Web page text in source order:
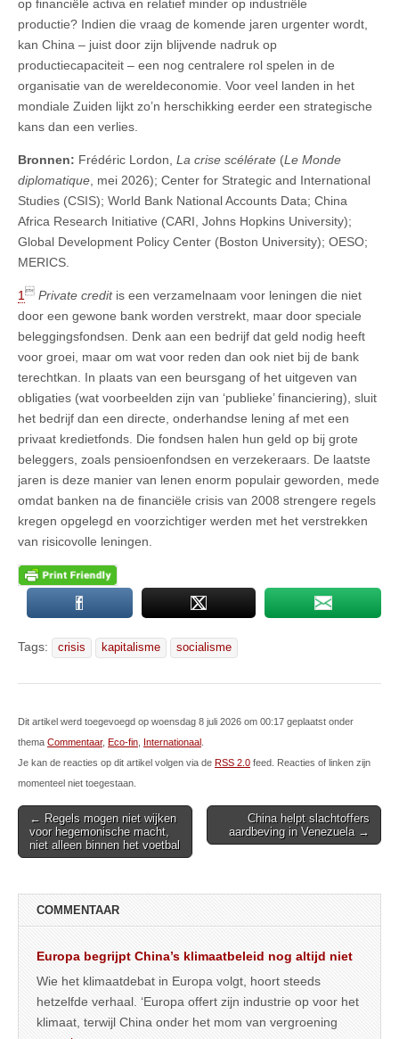
op financiële activa en relatief minder op industriële
productie? Indien die vraag de komende jaren urgenter wordt,
kan China – juist door zijn blijvende nadruk op
productiecapaciteit – een nog centralere rol spelen in de
organisatie van de wereldeconomie. Voor veel landen in het
mondiale Zuiden lijkt zo’n herschikking eerder een strategische
kans dan een verlies.
Bronnen: Frédéric Lordon, La crise scélérate (Le Monde
diplomatique , mei 2026); Center for Strategic and International
Studies (CSIS); World Bank National Accounts Data; China
Africa Research Initiative (CARI, Johns Hopkins University);
Global Development Policy Center (Boston University); OESO;
MERICS.
1  Private credit is een verzamelnaam voor leningen die niet
door een gewone bank worden verstrekt, maar door speciale
beleggingsfondsen. Denk aan een bedrijf dat geld nodig heeft
voor groei, maar om wat voor reden dan ook niet bij de bank
terechtkan. In plaats van een beursgang of het uitgeven van
obligaties (wat voorbeelden zijn van ‘publieke’ financiering), sluit
het bedrijf dan een directe, onderhandse lening af met een
privaat kredietfonds. Die fondsen halen hun geld op bij grote
beleggers, zoals pensioenfondsen en verzekeraars. De laatste
jaren is deze manier van lenen enorm populair geworden, mede
omdat banken na de financiële crisis van 2008 strengere regels
kregen opgelegd en voorzichtiger werden met het verstrekken
van risicovolle leningen.
Tags: crisis kapitalisme socialisme
Dit artikel werd toegevoegd op woensdag 8 juli 2026 om 00:17 geplaatst onder
thema Commentaar, Eco-fin Internationaal
Je kan de reacties op dit artikel volgen via de RSS 2.0 feed. Reacties of linken zijn
momenteel niet toegestaan.
Post
navigation
← Regels mogen niet wijken
voor hegemonische macht,
niet alleen binnen het voetbal
China helpt slachtoffers
aardbeving in Venezuela →
COMMENTAAR
Europa begrijpt China’s klimaatbeleid nog altijd niet
Wie het klimaatdebat in Europa volgt, hoort steeds
hetzelfde verhaal. ‘Europa offert zijn industrie op voor het
klimaat, terwijl China onder het mom van vergroening